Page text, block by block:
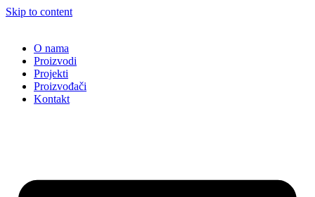
Skip to content
O nama
Proizvodi
Projekti
Proizvođači
Kontakt